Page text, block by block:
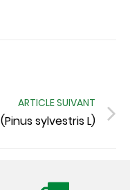
ARTICLE SUIVANT
sylvestris L)